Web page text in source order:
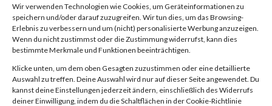
Wir verwenden Technologien wie Cookies, um Geräteinformationen zu
speichern und/oder darauf zuzugreifen. Wir tun dies, um das Browsing-
Erlebnis zu verbessern und um (nicht) personalisierte Werbung anzuzeigen.
Wenn du nicht zustimmst oder die Zustimmung widerrufst, kann dies
bestimmte Merkmale und Funktionen beeinträchtigen.
Klicke unten, um dem oben Gesagten zuzustimmen oder eine detaillierte
Auswahl zu treffen. Deine Auswahl wird nur auf dieser Seite angewendet. Du
kannst deine Einstellungen jederzeit ändern, einschließlich des Widerrufs
deiner Einwilligung, indem du die Schaltflächen in der Cookie-Richtlinie
is an Application Delivery
Controller (ADC) designed to
achieve secure and optimized
network traffic.